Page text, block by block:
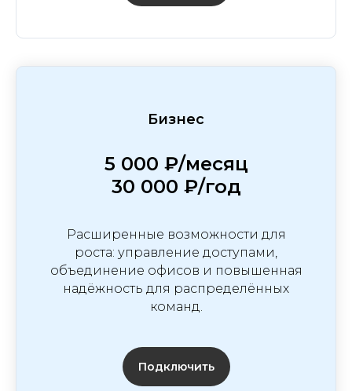
Бизнес
5 000 ₽/месяц
30 000 ₽/год
Расширенные возможности для
роста: управление доступами,
объединение офисов и повышенная
надёжность для распределённых
команд.
Подключить